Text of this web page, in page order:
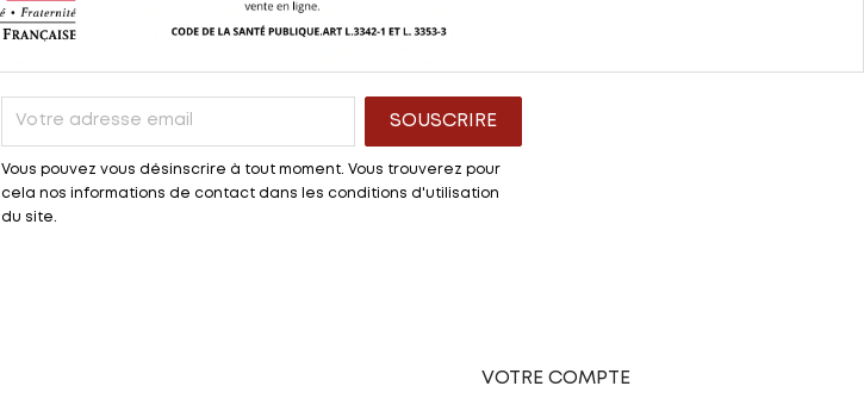
Vous pouvez vous désinscrire à tout moment. Vous trouverez pour
cela nos informations de contact dans les conditions d'utilisation
du site.
VOTRE COMPTE